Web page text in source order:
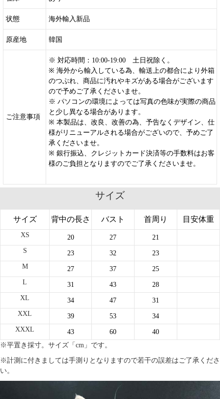
状態 海外輸入新品
原産地 韓国
ご注意事項
※ 対応時間：10:00-19:00 土日祝除く。
※ 海外から輸入している為、輸送上の都合により外箱
のつぶれ、商品に汚れやキズがある場合がございます
ので予めご了承くださいませ。
※ パソコンの環境によっては写真の色味が実際の商品
と少し異なる場合があります。
※ 本製品は、改良、改善の為、予告なくデザイン、仕
様がリニューアルされる場合がございので、予めご了
承くださいませ。
※ 銀行振込、クレジットカード決済等の手数料はお客
様のご負担となりますのでご了承くださいませ。
サイズ
サイズ 背中の長さ バスト 首周り 目安体重
XS 20 27
21
S
23 32
23
M
27 37
25
L
31 43
28
XL
34 47
31
XXL
39 53
34
XXXL
43 60
40
※平置き採寸。サイズ「cm」です。
※計測に付きましては手測りとなりますので若干の誤差はご了承くださ
い。